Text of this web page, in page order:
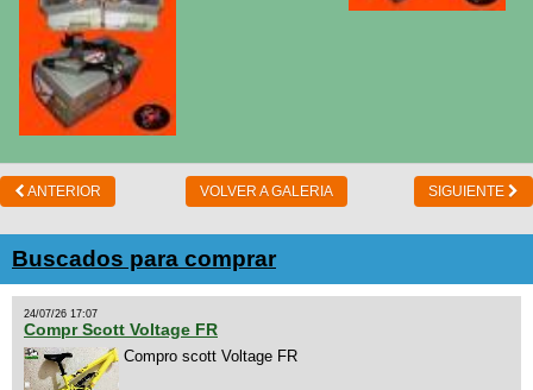
ANTERIOR VOLVER A GALERIA SIGUIENTE
Buscados para comprar
24/07/26 17:07
Compr Scott Voltage FR
Compro scott Voltage FR